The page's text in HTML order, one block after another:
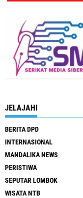
JELAJAHI
BERITA DPD
INTERNASIONAL
MANDALIKA NEWS
PERISTIWA
SEPUTAR LOMBOK
WISATA NTB